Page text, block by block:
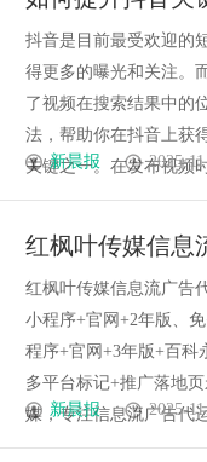
抖音是目前最受欢迎的
得更多的曝光和关注。
了视频在搜索结果中的
法，帮助你在抖音上获
关键之一。在发布视频
新晨报 2025-
红枫叶传媒信息
红枫叶传媒信息流广告
小程序+官网+2年版、
程序+官网+3年版+百科
多平台标记+推广落地
媒，专注信息流广告代
新晨报 2025-